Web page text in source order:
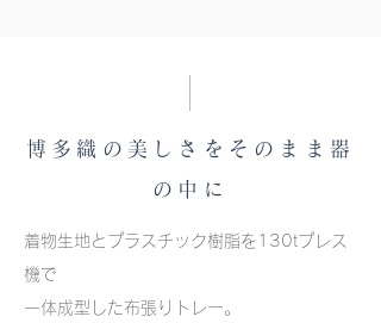
博多織の美しさをそのまま器
の中に
着物生地とプラスチック樹脂を130tプレス
機で
一体成型した布張りトレー。